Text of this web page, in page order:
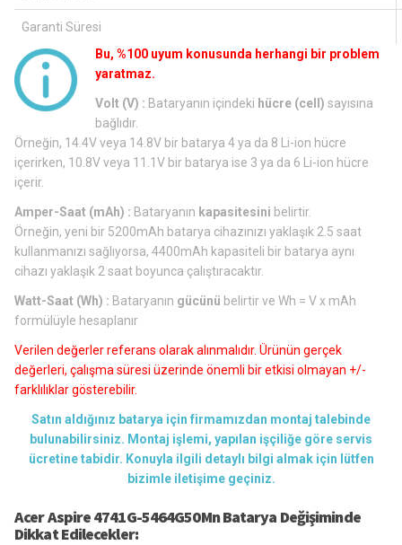
Garanti Süresi
Bu, %100 uyum konusunda herhangi bir problem
yaratmaz.
Volt (V) : Bataryanın içindeki hücre (cell) sayısına
bağlıdır.
Örneğin, 14.4V veya 14.8V bir batarya 4 ya da 8 Li-ion hücre
içerirken, 10.8V veya 11.1V bir batarya ise 3 ya da 6 Li-ion hücre
içerir.
Amper-Saat (mAh) : Bataryanın kapasitesini belirtir.
Örneğin, yeni bir 5200mAh batarya cihazınızı yaklaşık 2.5 saat
kullanmanızı sağlıyorsa, 4400mAh kapasiteli bir batarya aynı
cihazı yaklaşık 2 saat boyunca çalıştıracaktır.
Watt-Saat (Wh) : Bataryanın gücünü belirtir ve Wh = V x mAh
formülüyle hesaplanır
Verilen değerler referans olarak alınmalıdır. Ürünün gerçek
değerleri, çalışma süresi üzerinde önemli bir etkisi olmayan +/-
farklılıklar gösterebilir.
Satın aldığınız batarya için firmamızdan montaj talebinde
bulunabilirsiniz. Montaj işlemi, yapılan işçiliğe göre servis
ücretine tabidir. Konuyla ilgili detaylı bilgi almak için lütfen
bizimle iletişime geçiniz.
Acer Aspire 4741G-5464G50Mn Batarya Değişiminde
Dikkat Edilecekler: